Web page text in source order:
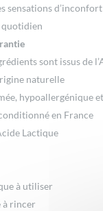
sensations d’inconfort
sont issus de
naturelle
hypoallergénique
en France
Lactique
à utiliser
à rincer